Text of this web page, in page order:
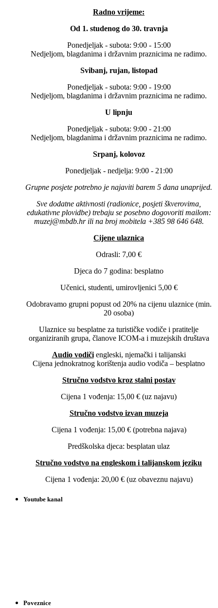
Radno vrijeme:
Od 1. studenog do 30. travnja
Ponedjeljak - subota: 9:00 - 15:00
Nedjeljom, blagdanima i državnim praznicima ne radimo.
Svibanj, rujan, listopad
Ponedjeljak - subota: 9:00 - 19:00
Nedjeljom, blagdanima i državnim praznicima ne radimo.
U lipnju
Ponedjeljak - subota: 9:00 - 21:00
Nedjeljom, blagdanima i državnim praznicima ne radimo.
Srpanj, kolovoz
Ponedjeljak - nedjelja: 9:00 - 21:00
Grupne posjete potrebno je najaviti barem 5 dana unaprijed.
Sve dodatne aktivnosti (radionice, posjeti škverovima,
edukativne plovidbe) trebaju se posebno dogovoriti mailom:
muzej@mbdb.hr ili na broj mobitela +385 98 646 648.
Cijene ulaznica
Odrasli: 7,00 €
Djeca do 7 godina: besplatno
Učenici, studenti, umirovljenici 5,00 €
Odobravamo grupni popust od 20% na cijenu ulaznice (min.
20 osoba)
Ulaznice su besplatne za turističke vodiče i pratitelje
organiziranih grupa, članove ICOM-a i muzejskih društava
Audio vodičiengleski, njemački i talijanski
Cijena jednokratnog korištenja audio vodiča – besplatno
Stručno vodstvo kroz stalni postav
Cijena 1 vođenja: 15,00 € (uz najavu)
Stručno vodstvo izvan muzeja
Cijena 1 vođenja: 15,00 € (potrebna najava)
Predškolska djeca: besplatan ulaz
Stručno vodstvo na engleskom i talijanskom jeziku
Cijena 1 vođenja: 20,00 € (uz obaveznu najavu)
Youtube kanal
Poveznice